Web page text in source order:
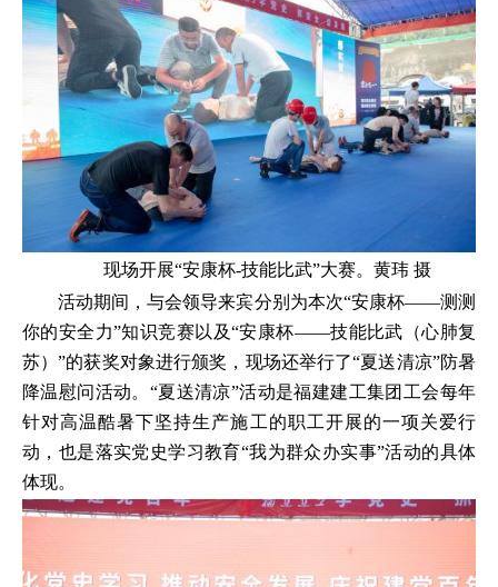
现场开展“安康杯-技能比武”大赛。黄玮 摄
活动期间，与会领导来宾分别为本次“安康杯——测测
你的安全力”知识竞赛以及“安康杯——技能比武（心肺复
苏）”的获奖对象进行颁奖，现场还举行了“夏送清凉”防暑
降温慰问活动。“夏送清凉”活动是福建建工集团工会每年
针对高温酷暑下坚持生产施工的职工开展的一项关爱行
动，也是落实党史学习教育“我为群众办实事”活动的具体
体现。